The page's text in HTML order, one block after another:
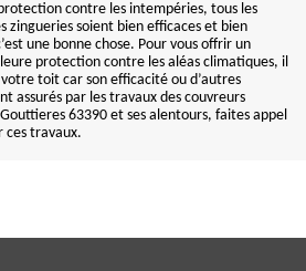
contre les intempéries, tous les
zingueries soient bien efficaces et bien
une bonne chose. Pour vous offrir un
protection contre les aléas climatiques, il
toit car son efficacité ou d’autres
assurés par les travaux des couvreurs
63390 et ses alentours, faites appel
ces travaux.